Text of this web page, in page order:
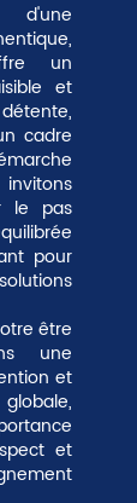
un
et
cadre
le pas
pour
être
une
et
et